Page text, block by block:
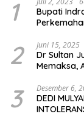
1
Bupati
2 Juni 15, 2025
Dr Sultan
Memaksa,
3 Desember 6,
DEDI